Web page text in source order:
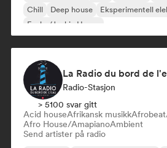
Chill
Deep house
Eksperimentell
Funky/Jackin House
Radio-Stasjon
> 5100 svar gitt
Acid houseAfrikansk musikk
Afro House/AmapianoAmbient
Send artister på radio